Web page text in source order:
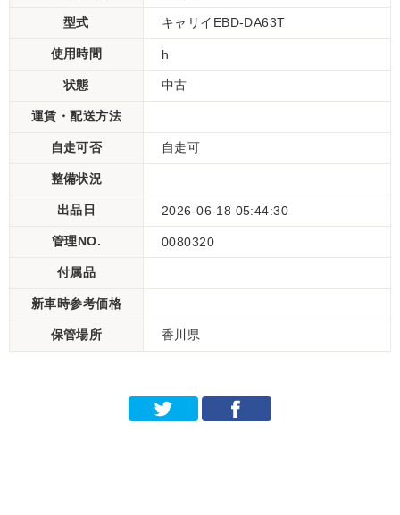
型式 キャリイEBD-DA63T
使用時間 h
状態 中古
運賃・配送方法
自走可否 自走可
整備状況
出品日 2026-06-18 05:44:30
管理NO. 0080320
付属品
新車時参考価格
保管場所 香川県